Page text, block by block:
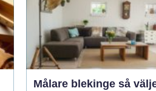
Målare blekinge så väljer du